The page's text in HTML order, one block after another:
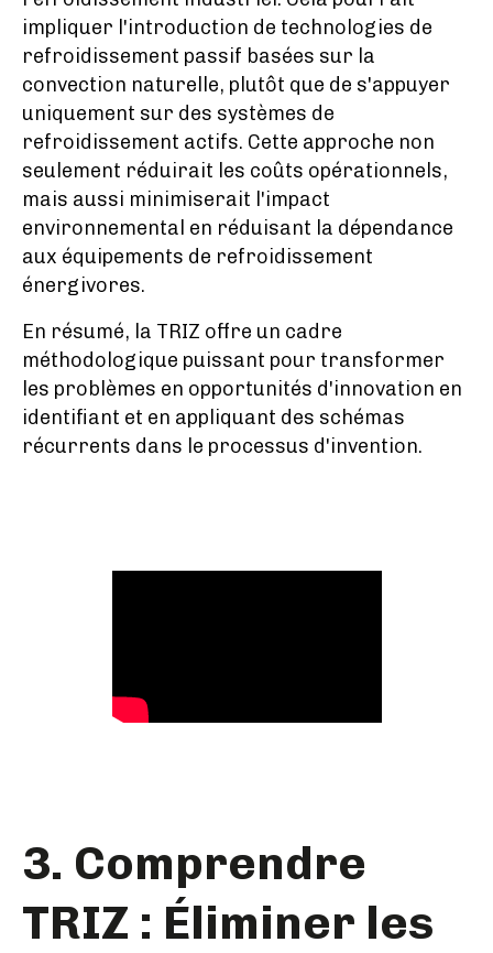
impliquer l'introduction de technologies de
refroidissement passif basées sur la
convection naturelle, plutôt que de s'appuyer
uniquement sur des systèmes de
refroidissement actifs. Cette approche non
seulement réduirait les coûts opérationnels,
mais aussi minimiserait l'impact
environnemental en réduisant la dépendance
aux équipements de refroidissement
énergivores.
En résumé, la TRIZ offre un cadre
méthodologique puissant pour transformer
les problèmes en opportunités d'innovation en
identifiant et en appliquant des schémas
récurrents dans le processus d'invention.
3. Comprendre
TRIZ : Éliminer les